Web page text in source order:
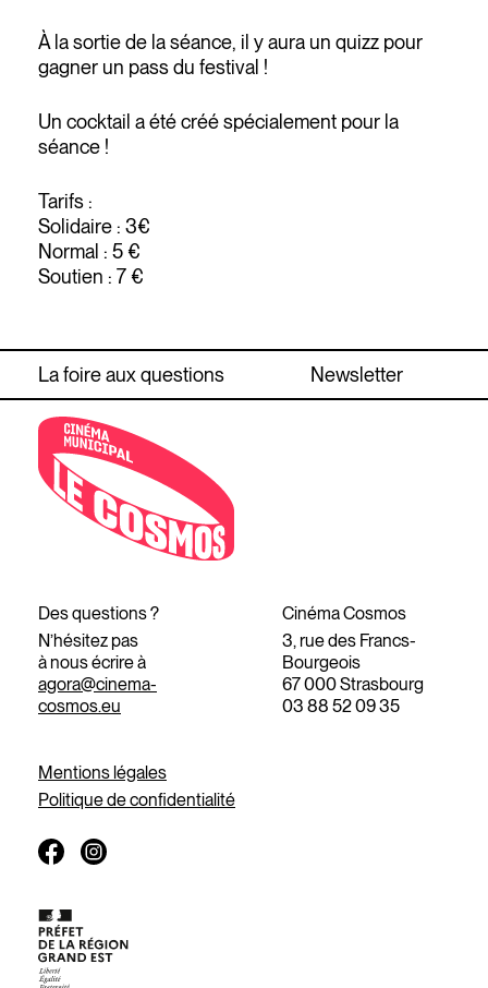
À la sortie de la séance, il y aura un quizz pour
gagner un pass du festival !
Un cocktail a été créé spécialement pour la
séance !
Tarifs :
Solidaire : 3€
Normal : 5 €
Soutien : 7 €
La foire aux questions Newsletter
Des questions ?
N’hésitez pas
à nous écrire à
agora@cinema-
cosmos.eu
Cinéma Cosmos
3, rue des Francs-
Bourgeois
67 000 Strasbourg
03 88 52 09 35
Mentions légales
Politique de confidentialité